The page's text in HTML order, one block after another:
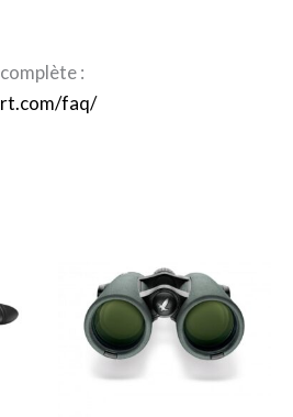
:
faq/
:
prix
initial
était :
3.499,00€.
actuel
est :
2.626,26€.